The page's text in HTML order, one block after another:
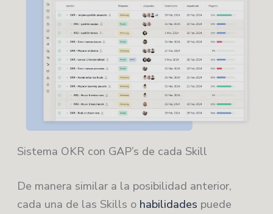
Sistema OKR con GAP’s de cada Skill
De manera similar a la posibilidad anterior,
cada una de las Skills o habilidades puede